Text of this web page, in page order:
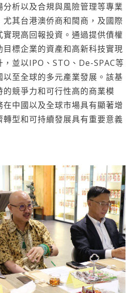
析以及合規與風險管理等專業
其台港澳侨商和閩商，及國際
現高回報投資。通過提供債權
標企業的資產和高新科技實現
並以IPO、STO、De-SPAC等
至全球的多元產業發展。該基
競爭力和可行性高的商業模
中國以及全球市場具有顯著增
型和可持續發展具有重要意義